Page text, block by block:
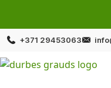
+371 29453063